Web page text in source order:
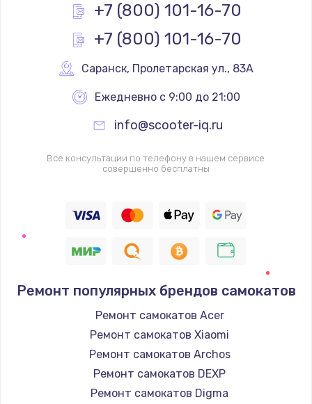
+7 (800) 101-16-70
+7 (800) 101-16-70
Саранск, Пролетарская ул., 83А
Ежедневно с 9:00 до 21:00
info@scooter-iq.ru
Все консультации по телефону в нашем сервисе
совершенно бесплатны
Ремонт популярных брендов самокатов
Ремонт самокатов Acer
Ремонт самокатов Xiaomi
Ремонт самокатов Archos
Ремонт самокатов DEXP
Ремонт самокатов Digma